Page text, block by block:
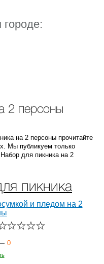
2 персоны
на 2 персоны прочитайте
Мы публикуем только
для пикника на 2
пикника
и пледом на 2
0